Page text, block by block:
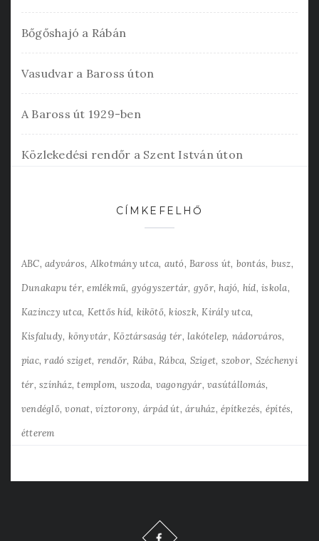
Bőgőshajó a Rábán
Vasudvar a Baross úton
A Baross út 1929-ben
Közlekedési rendőr a Szent István úton
CÍMKEFELHŐ
ABC adyváros Alkotmány utca autó Baross út bontás busz
Dunakapu tér emlékmű gyógyszertár győr hajó híd iskola
Kazinczy utca Kettős híd kikötő kioszk Király utca
Kisfaludy könyvtár Köztársaság tér lakótelep nádorváros
piac radó sziget rendőr Rába Rábca Sziget szobor Széchenyi
tér színház templom uszoda vagongyár vasútállomás
vendéglő vonat víztorony árpád út áruház építkezés építés
étterem